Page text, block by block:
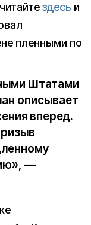
здесь и
пленными по
Штатами
описывает
вперед.
—